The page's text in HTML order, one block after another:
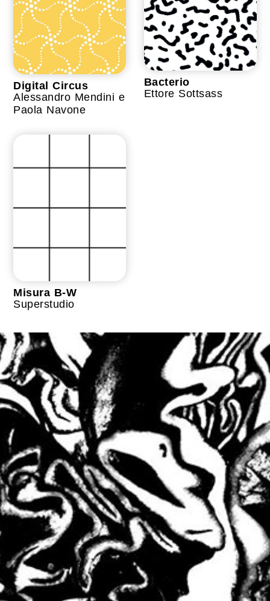
Digital Circus
Alessandro Mendini e
Paola Navone
Bacterio
Ettore Sottsass
Misura B-W
Superstudio